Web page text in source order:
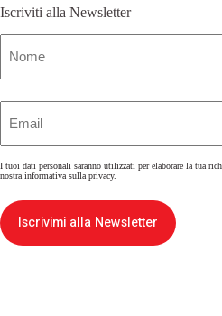
Iscriviti alla Newsletter
I tuoi dati personali saranno utilizzati per elaborare la tua
nostra informativa sulla privacy.
Iscrivimi alla Newsletter